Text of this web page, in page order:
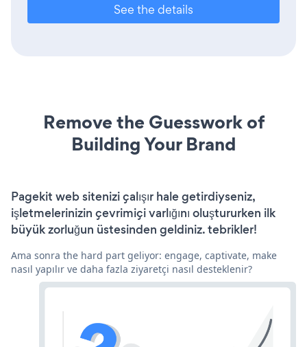
See the details
Remove the Guesswork of
Building Your Brand
Pagekit web sitenizi çalışır hale getirdiyseniz,
işletmelerinizin çevrimiçi varlığını oluştururken ilk
büyük zorluğun üstesinden geldiniz. tebrikler!
Ama sonra the hard part geliyor: engage, captivate, make
nasıl yapılır ve daha fazla ziyaretçi nasıl desteklenir?